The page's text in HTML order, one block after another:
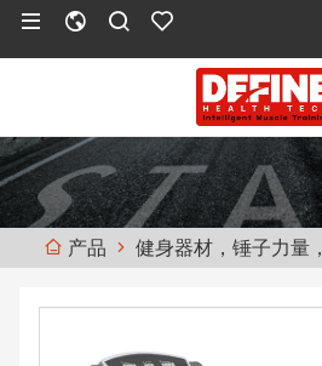
产品 健身器材，锤子力量